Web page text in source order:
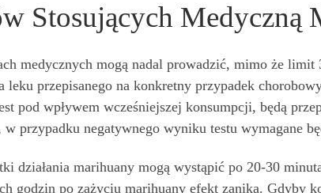
Stosujących Medyczną
medycznych mogą nadal prowadzić, mimo że limit
przepisanego na konkretny przypadek
pod wpływem wcześniejszej konsumpcji, będą
przypadku negatywnego wyniku testu wymagane
działania marihuany mogą wystąpić po 20-30
godzin po zażyciu marihuany efekt zanika. Gdyby